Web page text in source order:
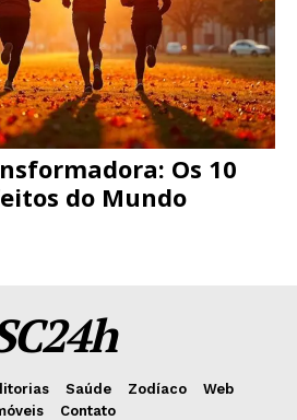
Os 10
do Mundo
Saúde Zodíaco
Web
Contato